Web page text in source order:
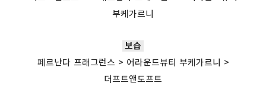
부케가르니
보습
페르난다 프래그런스 > 어라운드뷰티 부케가르니 >
더프트앤도프트